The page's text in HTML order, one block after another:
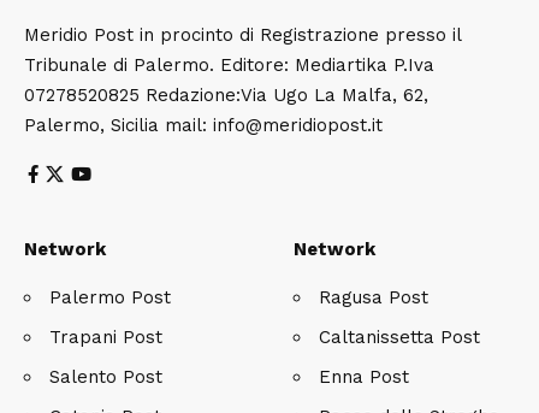
Meridio Post in procinto di Registrazione presso il
Tribunale di Palermo. Editore: Mediartika P.Iva
07278520825 Redazione:Via Ugo La Malfa, 62,
Palermo, Sicilia mail: info@meridiopost.it
Network
Palermo Post
Trapani Post
Salento Post
Network
Ragusa Post
Caltanissetta Post
Enna Post